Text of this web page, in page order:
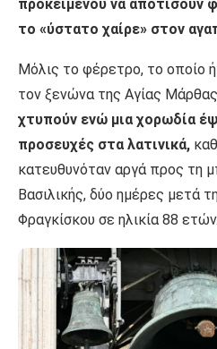
προκειμένου να αποτίσουν
το «ύστατο χαίρε» στον
Μόλις το φέρετρο, το οποίο
τον ξενώνα της Αγίας
χτυπούν ενώ μια χορωδία
προσευχές στα λατινικά,
κατευθυνόταν αργά προς τη
Βασιλικής, δύο ημέρες μετά
Φραγκίσκου σε ηλικία 88 ετών.